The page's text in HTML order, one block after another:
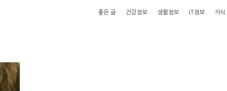
좋은 글 건강정보 생활정보 IT정보 지식